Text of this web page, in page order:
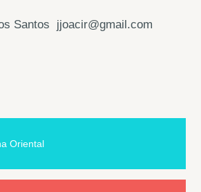
Santos jjoacir@gmail.com
Oriental